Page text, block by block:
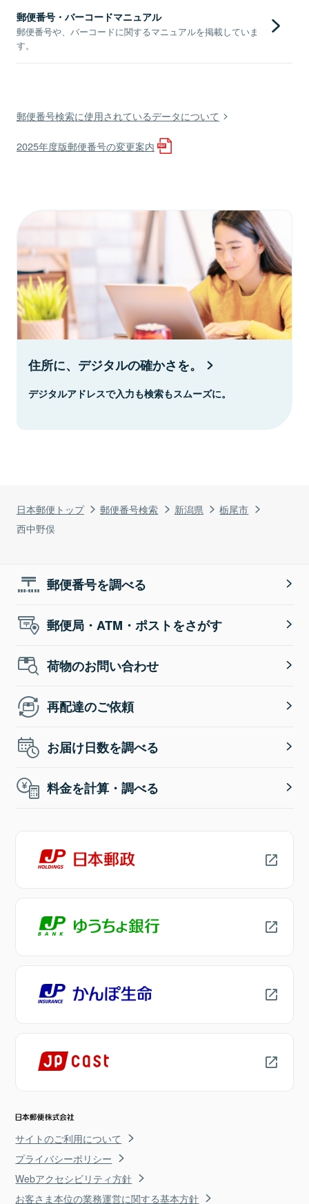
日本郵便トップ 郵便番号検索 新潟県
栃尾市
西中野俣
郵便番号・バーコードマニュアル
郵便番号や、バーコードに関するマニュアルを掲載していま
す。
郵便番号検索に使用されているデータについて
2025年度版郵便番号の変更案内
住所に、デジタルの確かさを。
デジタルアドレスで入力も検索もスムーズに。
郵便番号を調べる
郵便局・ATM・ポストをさがす
荷物のお問い合わせ
再配達のご依頼
お届け日数を調べる
料金を計算・調べる
サイトのご利用について
プライバシーポリシー
Webアクセシビリティ方針
お客さま本位の業務運営に関する基本方針